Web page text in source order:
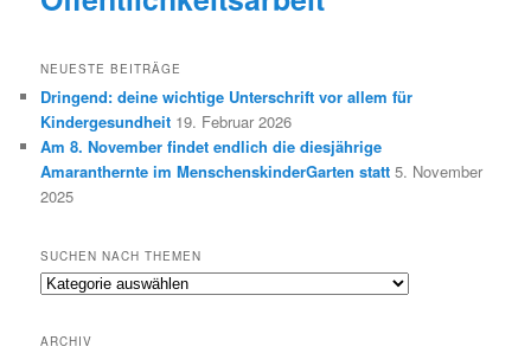
NEUESTE BEITRÄGE
Dringend: deine wichtige Unterschrift vor allem für
Kindergesundheit 19. Februar 2026
Am 8. November findet endlich die diesjährige
Amaranthernte im MenschenskinderGarten statt 5. November
2025
SUCHEN NACH THEMEN
Suchen
ARCHIV